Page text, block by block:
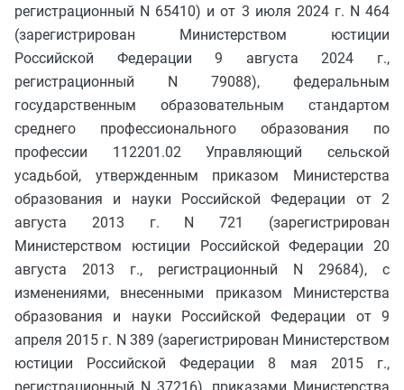
регистрационный N 65410) и от 3 июля 2024 г. N 464
(зарегистрирован Министерством юстиции
Российской Федерации 9 августа 2024 г.,
регистрационный N 79088), федеральным
государственным образовательным стандартом
среднего профессионального образования по
профессии 112201.02 Управляющий сельской
усадьбой, утвержденным приказом Министерства
образования и науки Российской Федерации от 2
августа 2013 г. N 721 (зарегистрирован
Министерством юстиции Российской Федерации 20
августа 2013 г., регистрационный N 29684), с
изменениями, внесенными приказом Министерства
образования и науки Российской Федерации от 9
апреля 2015 г. N 389 (зарегистрирован Министерством
юстиции Российской Федерации 8 мая 2015 г.,
регистрационный N 37216), приказами Министерства